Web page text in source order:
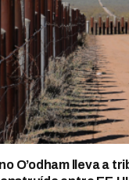
O’odham lleva a